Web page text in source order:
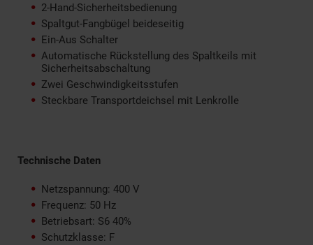
2-Hand-Sicherheitsbedienung
Spaltgut-Fangbügel beideseitig
Ein-Aus Schalter
Automatische Rückstellung des Spaltkeils mit
Sicherheitsabschaltung
Zwei Geschwindigkeitsstufen
Steckbare Transportdeichsel mit Lenkrolle
Technische Daten
Netzspannung: 400 V
Frequenz: 50 Hz
Betriebsart: S6 40%
Schutzklasse: F